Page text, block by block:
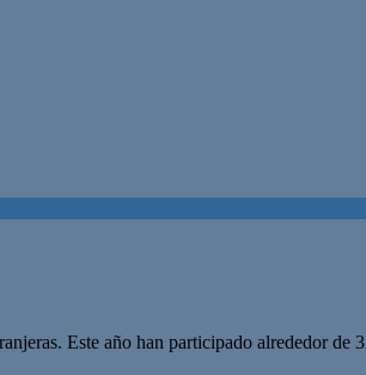
Este año han participado alrededor de